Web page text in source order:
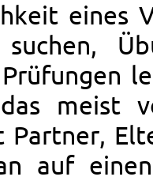
eines
das meist
Part­ner,
auf